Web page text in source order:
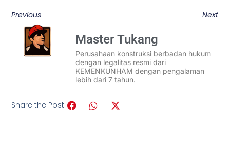
Previous Next
Master Tukang
Perusahaan konstruksi berbadan hukum
dengan legalitas resmi dari
KEMENKUNHAM dengan pengalaman
lebih dari 7 tahun.
Share the Post: